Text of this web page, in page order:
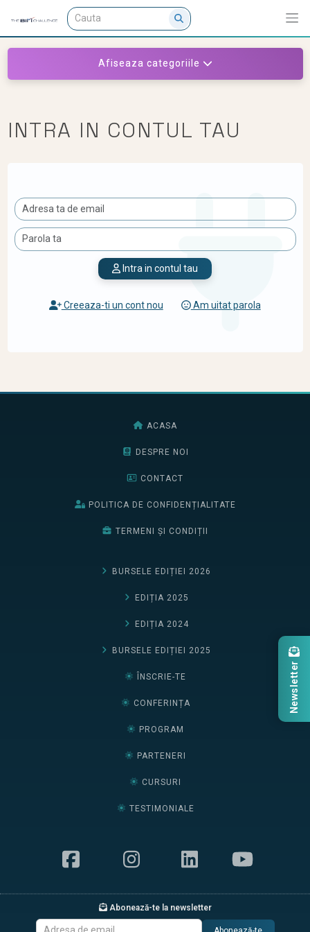
Afiseaza categoriile
INTRA IN CONTUL TAU
Intra in contul tau
Creeaza-ti un cont nou Am uitat parola
ACASA
DESPRE NOI
CONTACT
POLITICA DE CONFIDENȚIALITATE
TERMENI ȘI CONDIȚII
BURSELE EDIȚIEI 2026
EDIȚIA 2025
EDIȚIA 2024
BURSELE EDIȚIEI 2025
ÎNSCRIE-TE
CONFERINȚA
PROGRAM
PARTENERI
CURSURI
TESTIMONIALE
Abonează-te la newsletter
Newsletter